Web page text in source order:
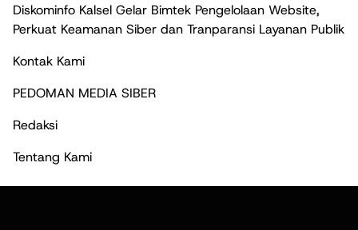
Diskominfo Kalsel Gelar Bimtek Pengelolaan Website,
Perkuat Keamanan Siber dan Tranparansi Layanan Publik
Kontak Kami
PEDOMAN MEDIA SIBER
Redaksi
Tentang Kami